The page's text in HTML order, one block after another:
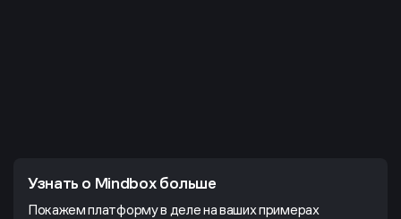
Узнать о Mindbox больше
Покажем платформу в деле на ваших примерах